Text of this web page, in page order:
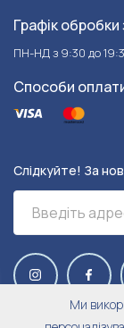
Графік
ПН-НД з 9:30 до
Способи
Слідкуйте! За
Ми